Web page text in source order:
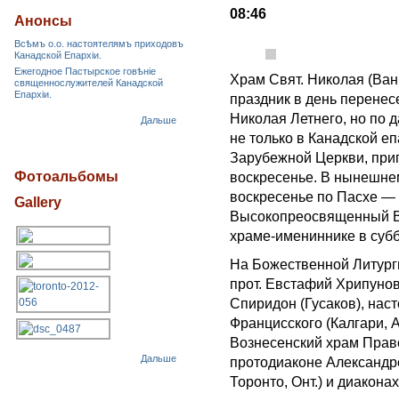
08:46
Храм Свят. Николая
праздник в день
Николая Летнего, но по
не только в Канадской
Зарубежной Церкви,
воскресенье. В
воскресенье по Пасхе
Высокопреосвященный
храме-имениннике в
На Божественной
прот. Евстафий
Спиридон (Гусаков),
Францисского (Калгари,
Вознесенский храм
протодиаконе
Торонто, Онт.) и
Анонсы
Всѣмъ о.о. настоятелямъ приходовъ
Канадской Епархiи.
Ежегодное Пастырское говѣніе
священнослужителей Канадской
Епархіи.
Дальше
Фотоальбомы
Gallery
Дальше